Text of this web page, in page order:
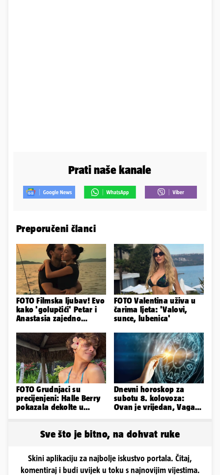
Prati naše kanale
Preporučeni članci
FOTO Filmska ljubav! Evo
kako 'golupčići' Petar i
Anastasia zajedno
FOTO Valentina uživa u
čarima ljeta: 'Valovi,
sunce, lubenica'
FOTO Grudnjaci su
precijenjeni: Halle Berry
pokazala dekolte u
Dnevni horoskop za
subotu 8. kolovoza:
Ovan je vrijedan, Vaga
Sve što je bitno, na dohvat ruke
Skini aplikaciju za najbolje iskustvo portala. Čitaj,
komentiraj i budi uvijek u toku s najnovijim vijestima.